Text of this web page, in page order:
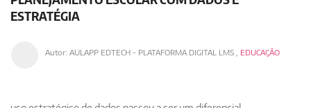
ESTRATÉGIA
Autor: AULAPP EDTECH - PLATAFORMA DIGITAL LMS, EDUCAÇÃO